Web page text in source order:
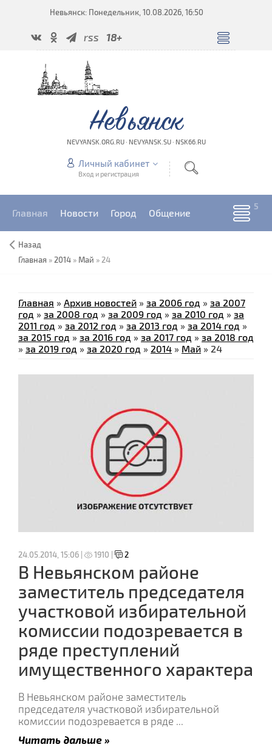
Невьянск: Понедельник, 10.08.2026, 16:50
rss 18+
Невьянск
NEVYANSK.ORG.RU · NEVYANSK.SU · NSK66.RU
Личный кабинет
Вход и регистрация
Главная Новости Город Общение
Назад
Главная » 2014 » Май » 24
Главная » Архив новостей » за 2006 год » за 2007
год » за 2008 год » за 2009 год » за 2010 год » за
2011 год » за 2012 год » за 2013 год » за 2014 год »
за 2015 год » за 2016 год » за 2017 год » за 2018 год
» за 2019 год » за 2020 год » 2014 » Май » 24
24.05.2014, 15:06 | 1910 | 2
В Невьянском районе
заместитель председателя
участковой избирательной
комиссии подозревается в
ряде преступлений
имущественного характера
В Невьянском районе заместитель
председателя участковой избирательной
комиссии подозревается в ряде ...
Читать дальше »